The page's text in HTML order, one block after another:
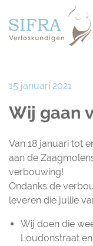
15 januari 2021
Wij gaan
Van 18 januari tot
aan de
verbouwing!
Ondanks de
leveren die jullie
Wij doen die
Loudonstraat